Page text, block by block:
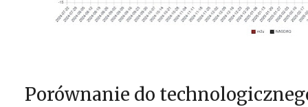
Porównanie do